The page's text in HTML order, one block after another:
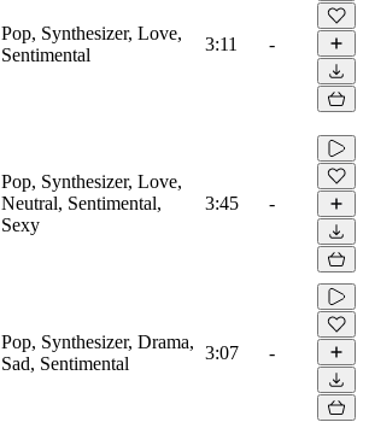
Pop, Synthesizer, Love,
Sentimental
3:11 -
Pop, Synthesizer, Love,
Neutral, Sentimental,
Sexy
3:45 -
Pop, Synthesizer, Drama,
Sad, Sentimental
3:07 -